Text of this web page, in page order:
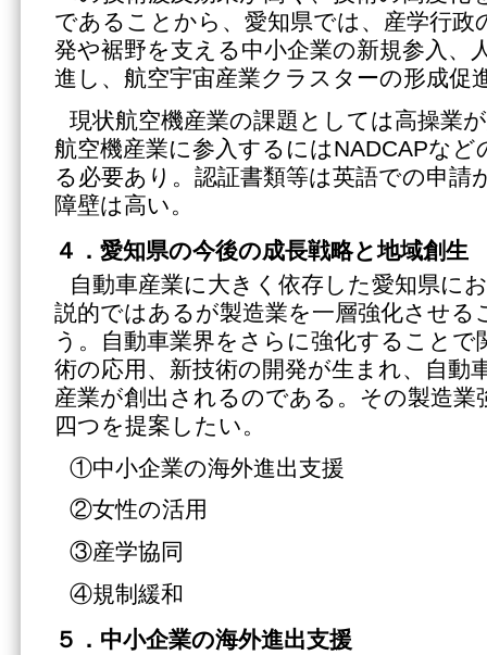
であることから、愛知県では、産学行政
発や裾野を支える中小企業の新規参入、
進し、航空宇宙産業クラスターの形成促
現状航空機産業の課題としては高操業
航空機産業に参入するにはNADCAPなど
る必要あり。認証書類等は英語での申請
障壁は高い。
４．愛知県の今後の成長戦略と地域創生
自動車産業に大きく依存した愛知県に
説的ではあるが製造業を一層強化させる
う。自動車業界をさらに強化することで
術の応用、新技術の開発が生まれ、自動
産業が創出されるのである。その製造業
四つを提案したい。
①中小企業の海外進出支援
②女性の活用
③産学協同
④規制緩和
５．中小企業の海外進出支援